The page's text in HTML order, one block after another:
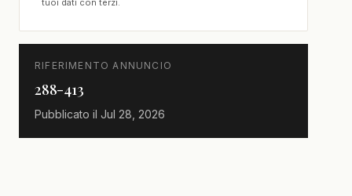
tuoi dati con terzi.
RIFERIMENTO ANNUNCIO
288-413
Pubblicato il Jul 28, 2026